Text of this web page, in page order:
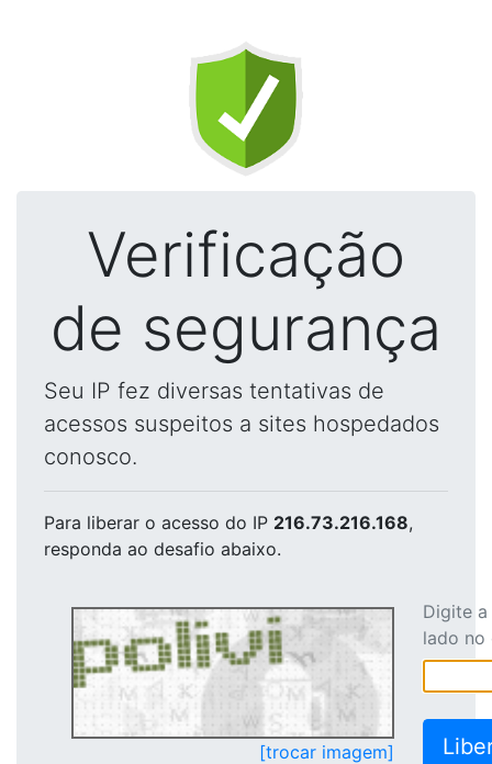
Verificação
de segurança
Seu IP fez diversas tentativas de
acessos suspeitos a sites hospedados
conosco.
Para liberar o acesso do IP 216.73.216.168,
responda ao desafio abaixo.
[trocar imagem]
Digite
lado no